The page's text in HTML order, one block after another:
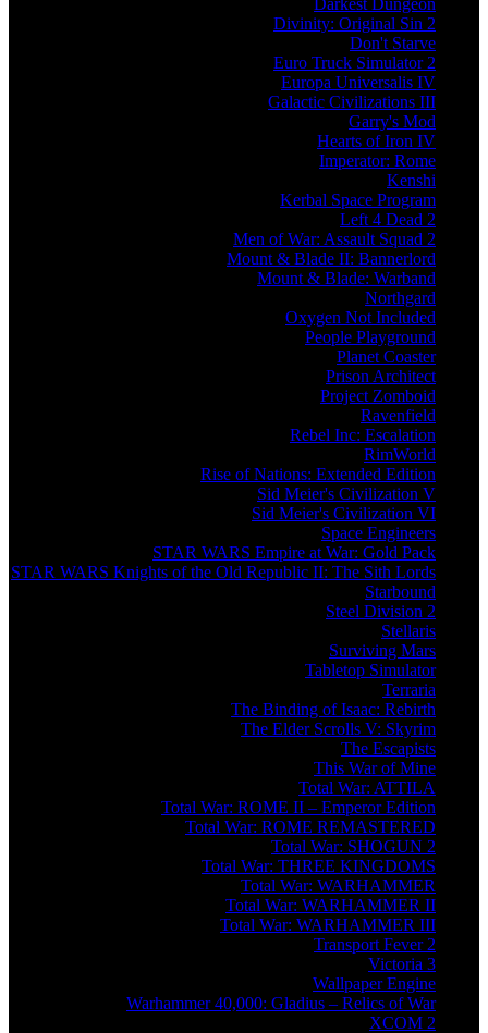
Darkest Dungeon
Divinity: Original Sin 2
Don't Starve
Euro Truck Simulator 2
Europa Universalis IV
Galactic Civilizations III
Garry's Mod
Hearts of Iron IV
Imperator: Rome
Kenshi
Kerbal Space Program
Left 4 Dead 2
Men of War: Assault Squad 2
Mount & Blade II: Bannerlord
Mount & Blade: Warband
Northgard
Oxygen Not Included
People Playground
Planet Coaster
Prison Architect
Project Zomboid
Ravenfield
Rebel Inc: Escalation
RimWorld
Rise of Nations: Extended Edition
Sid Meier's Civilization V
Sid Meier's Civilization VI
Space Engineers
STAR WARS Empire at War: Gold Pack
STAR WARS Knights of the Old Republic II: The Sith Lords
Starbound
Steel Division 2
Stellaris
Surviving Mars
Tabletop Simulator
Terraria
The Binding of Isaac: Rebirth
The Elder Scrolls V: Skyrim
The Escapists
This War of Mine
Total War: ATTILA
Total War: ROME II – Emperor Edition
Total War: ROME REMASTERED
Total War: SHOGUN 2
Total War: THREE KINGDOMS
Total War: WARHAMMER
Total War: WARHAMMER II
Total War: WARHAMMER III
Transport Fever 2
Victoria 3
Wallpaper Engine
Warhammer 40,000: Gladius – Relics of War
XCOM 2